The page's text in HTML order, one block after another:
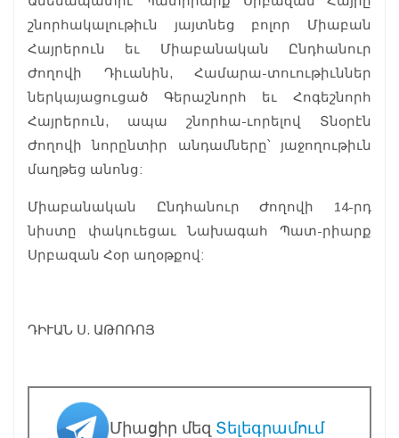
շնորհակալութիւն յայտնեց բոլոր Միաբան
Հայրերուն եւ Միաբանական Ընդհանուր
Ժողովի Դիւանին, Համարա-տուութիւններ
ներկայացուցած Գերաշնորհ եւ Հոգեշնորհ
Հայրերուն, ապա շնորհա-ւորելով Տնօրէն
Ժողովի նորընտիր անդամները՝ յաջողութիւն
մաղթեց անոնց:
Միաբանական Ընդհանուր Ժողովի 14-րդ
նիստը փակուեցաւ Նախագահ Պատ-րիարք
Սրբազան Հօր աղօթքով:
ԴԻՒԱՆ Ս. ԱԹՈՌՈՅ
Միացիր մեզ Տելեգրամում